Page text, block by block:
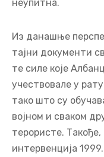
неупитна.
Из данашње
тајни документи
те силе које
учествовале у
тако што су
војном и сваком
терористе.
интервенција